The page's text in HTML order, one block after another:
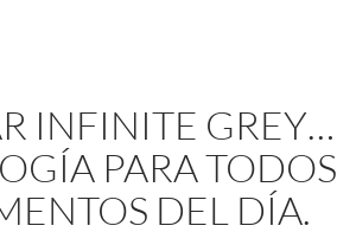
INFINITE GREY…
PARA TODOS
DEL DÍA.